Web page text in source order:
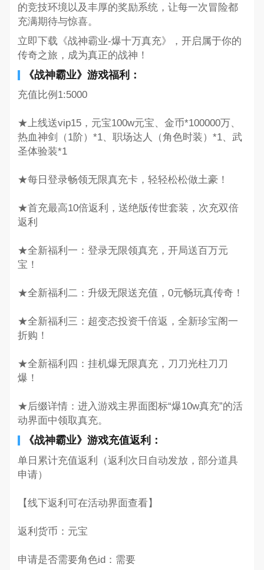
的竞技环境以及丰厚的奖励系统，让每一次冒险都
充满期待与惊喜。
立即下载《战神霸业-爆十万真充》，开启属于你的
传奇之旅，成为真正的战神！
《战神霸业》游戏福利：
充值比例1:5000
★上线送vip15，元宝100w元宝、金币*100000万、
热血神剑（1阶）*1、职场达人（角色时装）*1、武
圣体验装*1
★每日登录畅领无限真充卡，轻轻松松做土豪！
★首充最高10倍返利，送绝版传世套装，次充双倍
返利
★全新福利一：登录无限领真充，开局送百万元
宝！
★全新福利二：升级无限送充值，0元畅玩真传奇！
★全新福利三：超变态投资千倍返，全新珍宝阁一
折购！
★全新福利四：挂机爆无限真充，刀刀光柱刀刀
爆！
★后缀详情：进入游戏主界面图标“爆10w真充”的活
动界面中领取真充。
《战神霸业》游戏充值返利：
单日累计充值返利（返利次日自动发放，部分道具
申请）
【线下返利可在活动界面查看】
返利货币：元宝
申请是否需要角色id：需要